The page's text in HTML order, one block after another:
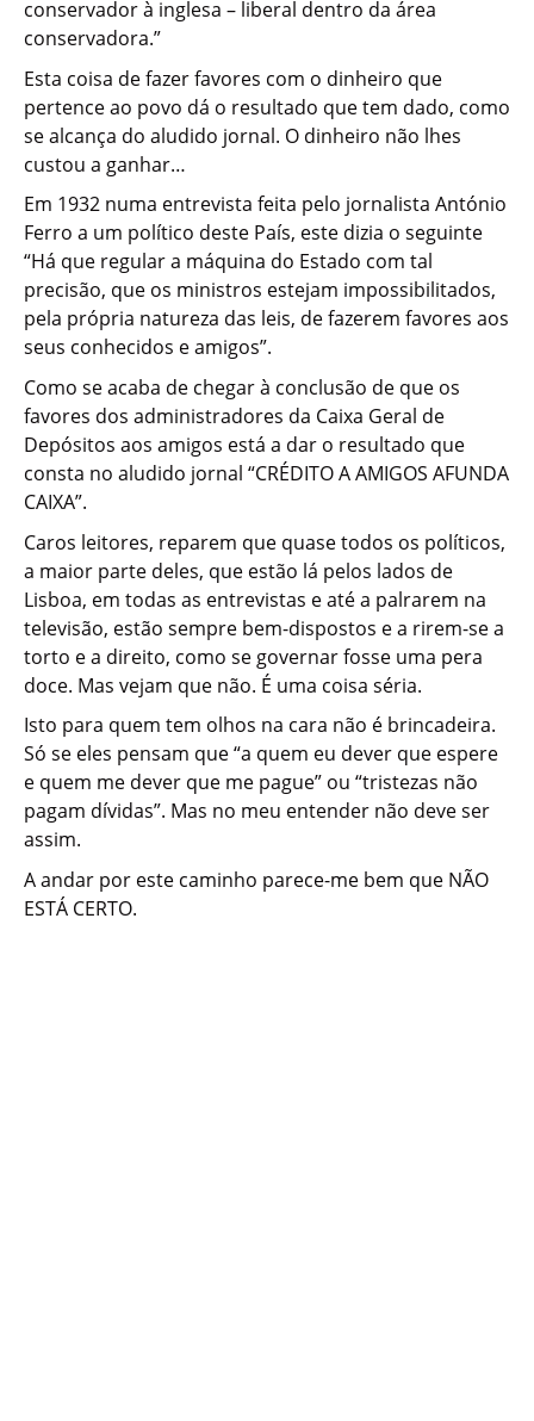
conservador à inglesa – liberal dentro da área
conservadora.”
Esta coisa de fazer favores com o dinheiro que
pertence ao povo dá o resultado que tem dado, como
se alcança do aludido jornal. O dinheiro não lhes
custou a ganhar…
Em 1932 numa entrevista feita pelo jornalista António
Ferro a um político deste País, este dizia o seguinte
“Há que regular a máquina do Estado com tal
precisão, que os ministros estejam impossibilitados,
pela própria natureza das leis, de fazerem favores aos
seus conhecidos e amigos”.
Como se acaba de chegar à conclusão de que os
favores dos administradores da Caixa Geral de
Depósitos aos amigos está a dar o resultado que
consta no aludido jornal “CRÉDITO A AMIGOS AFUNDA
CAIXA”.
Caros leitores, reparem que quase todos os políticos,
a maior parte deles, que estão lá pelos lados de
Lisboa, em todas as entrevistas e até a palrarem na
televisão, estão sempre bem-dispostos e a rirem-se a
torto e a direito, como se governar fosse uma pera
doce. Mas vejam que não. É uma coisa séria.
Isto para quem tem olhos na cara não é brincadeira.
Só se eles pensam que “a quem eu dever que espere
e quem me dever que me pague” ou “tristezas não
pagam dívidas”. Mas no meu entender não deve ser
assim.
A andar por este caminho parece-me bem que NÃO
ESTÁ CERTO.